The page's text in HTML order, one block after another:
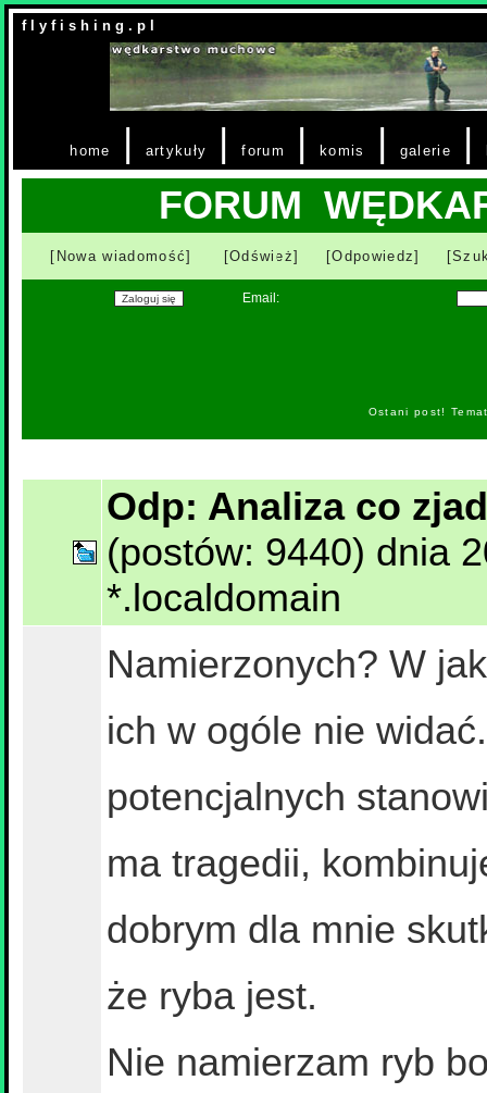
f l y f i s h i n g . p l
home | artykuły |forum | komis | galerie |
FORUM
[Nowa wiadomość] [Odśwież] [Odpowiedz]
Email:
Ostani post!
Odp: Analiza co
(postów: 9440) dnia
*.localdomain
Namierzonych? W
ich w ogóle nie
potencjalnych
ma tragedii,
dobrym dla mnie
że ryba jest.
Nie namierzam ryb